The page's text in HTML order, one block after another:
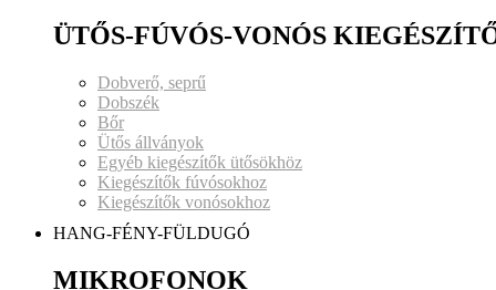
ÜTŐS-FÚVÓS-VONÓS
Dobverő, seprű
Dobszék
Bőr
Ütős állványok
Egyéb kiegészítők ütősökhöz
Kiegészítők fúvósokhoz
Kiegészítők vonósokhoz
HANG-FÉNY-FÜLDUGÓ
MIKROFONOK